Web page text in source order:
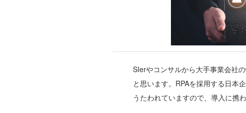
SIerやコンサルから大手事業会社
と思います。RPAを採用する日本
うたわれていますので、導入に携